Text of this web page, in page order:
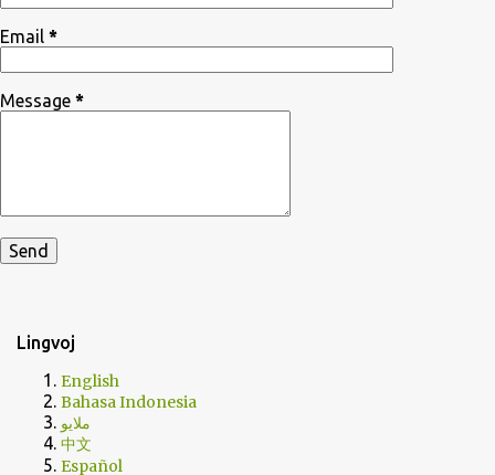
Email *
Message *
Lingvoj
English
Bahasa Indonesia
ملايو
中文
Español